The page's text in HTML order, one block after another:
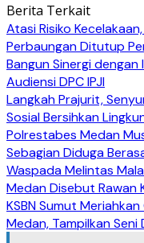
Berita Terkait
Atasi Risiko
Perbaungan Ditutup
Bangun Sinergi dengan
Audiensi DPC IPJI
Langkah Prajurit,
Sosial Bersihkan
Polrestabes Medan
Sebagian Diduga
Waspada Melintas
Medan Disebut Rawan
KSBN Sumut
Medan, Tampilkan